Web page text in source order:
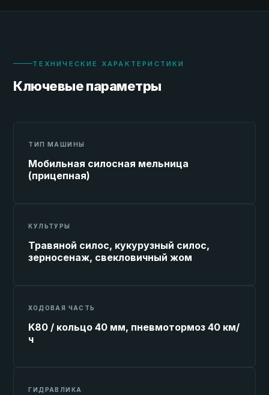
ТЕХНИЧЕСКИЕ ХАРАКТЕРИСТИКИ
Ключевые параметры
ТИП МАШИНЫ
Мобильная силосная мельница
(прицепная)
КУЛЬТУРЫ
Травяной силос, кукурузный силос,
зерносенаж, свекловичный жом
ХОДОВАЯ ЧАСТЬ
K80 / кольцо 40 мм, пневмотормоз 40 км/
ч
ГИДРАВЛИКА